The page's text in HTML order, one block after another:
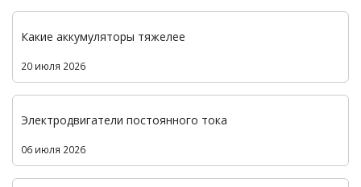
Какие аккумуляторы тяжелее
20 июля 2026
Электродвигатели постоянного тока
06 июля 2026